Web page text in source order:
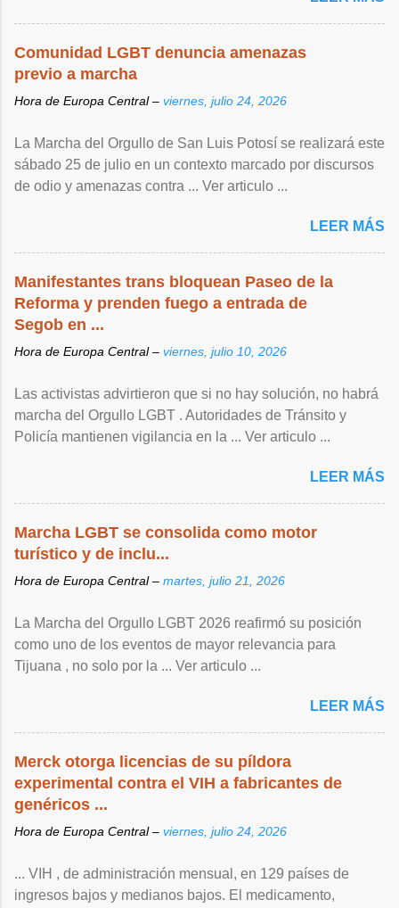
Comunidad LGBT denuncia amenazas
previo a marcha
Hora de Europa Central – viernes, julio 24, 2026
La Marcha del Orgullo de San Luis Potosí se realizará este
sábado 25 de julio en un contexto marcado por discursos
de odio y amenazas contra ... Ver articulo ...
LEER MÁS
Manifestantes trans bloquean Paseo de la
Reforma y prenden fuego a entrada de
Segob en ...
Hora de Europa Central – viernes, julio 10, 2026
Las activistas advirtieron que si no hay solución, no habrá
marcha del Orgullo LGBT . Autoridades de Tránsito y
Policía mantienen vigilancia en la ... Ver articulo ...
LEER MÁS
Marcha LGBT se consolida como motor
turístico y de inclu...
Hora de Europa Central – martes, julio 21, 2026
La Marcha del Orgullo LGBT 2026 reafirmó su posición
como uno de los eventos de mayor relevancia para
Tijuana , no solo por la ... Ver articulo ...
LEER MÁS
Merck otorga licencias de su píldora
experimental contra el VIH a fabricantes de
genéricos ...
Hora de Europa Central – viernes, julio 24, 2026
... VIH , de ‌administración mensual, en 129 países de
ingresos bajos y medianos bajos. El medicamento,